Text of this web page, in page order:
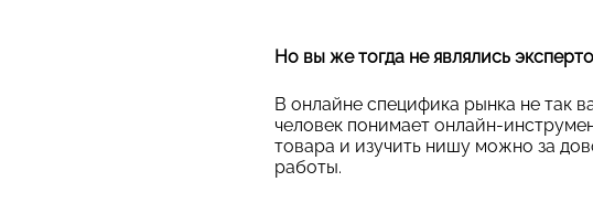
Но вы же тогда не являлись
В онлайне специфика рынка не так
человек понимает онлайн-
товара и изучить нишу можно за
работы.